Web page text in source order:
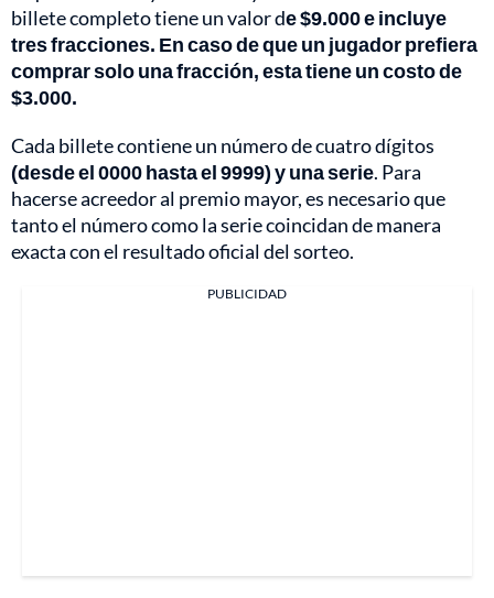
billete completo tiene un valor de $9.000 e incluye
tres fracciones. En caso de que un jugador prefiera
comprar solo una fracción, esta tiene un costo de
$3.000.
Cada billete contiene un número de cuatro dígitos
(desde el 0000 hasta el 9999) y una serie. Para
hacerse acreedor al premio mayor, es necesario que
tanto el número como la serie coincidan de manera
exacta con el resultado oficial del sorteo.
PUBLICIDAD